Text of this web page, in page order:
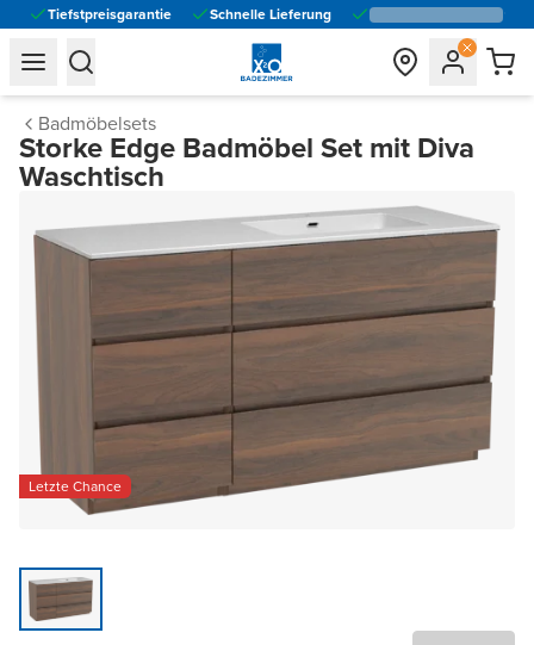
Tiefstpreisgarantie Schnelle Lieferung
general.navigation.toggle_menu.label
general.navigation.toggle_menu.label
Badmöbelsets
Storke Edge Badmöbel Set mit Diva
Waschtisch
Letzte Chance